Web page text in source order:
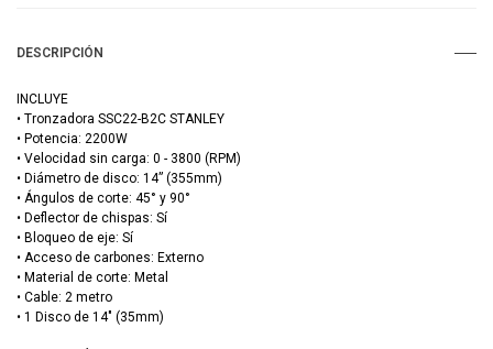
DESCRIPCIÓN
INCLUYE
• Tronzadora SSC22-B2C STANLEY
• Potencia: 2200W
• Velocidad sin carga: 0 - 3800 (RPM)
• Diámetro de disco: 14” (355mm)
• Ángulos de corte: 45° y 90°
• Deflector de chispas: Sí
• Bloqueo de eje: Sí
• Acceso de carbones: Externo
• Material de corte: Metal
• Cable: 2 metro
• 1 Disco de 14" (35mm)